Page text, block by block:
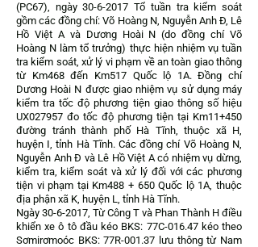
(PC67), ngày30-6-2017 Tổ tuần tra kiểm soát
gồm các đồng chí: Võ Hoàng N, Nguyễn Anh Đ, Lê
Hồ Việt A và Dương Hoài N (do đồng chí Võ
Hoàng N làm tổ trưởng) thực hiện nhiệm vụ tuần
tra kiểm soát, xử lý vi phạm về an toàn giao thông
từ Km468 đến Km517 Quốc lộ 1A. Đồng chí
Dương Hoài N được giao nhiệm vụ sử dụng máy
kiểm tra tốc độ phương tiện giao thông số hiệu
UX027957 đo tốc độ phương tiện tại Km11+450
đường tránh thành phố Hà Tĩnh, thuộc xã H,
huyện I, tỉnh Hà Tĩnh. Các đồng chí Võ Hoàng N,
Nguyễn Anh Đ và Lê Hồ Việt A có nhiệm vụ dừng,
kiểm tra, kiểm soát và xử lý đối với các phương
tiện vi phạm tại Km488 + 650 Quốc lộ 1A, thuộc
địa phận xã K, huyện L, tỉnh Hà Tĩnh.
Ngày 30-6-2017, Từ Công T và Phan Thành H điều
khiển xe ô tô đầu kéo BKS: 77C-016.47 kéo theo
Sơmirơmoóc BKS: 77R-001.37 lưu thông từ Nam